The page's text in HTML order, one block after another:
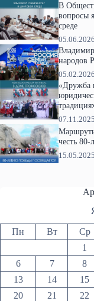
В
вопросы
среде
05.06.2026
народов
05.02.2026
«Дружба
07.11.2025
честь 80-
15.05.2025
Пн Вт Ср
1
6
7 8
13
14 15
20
21 22